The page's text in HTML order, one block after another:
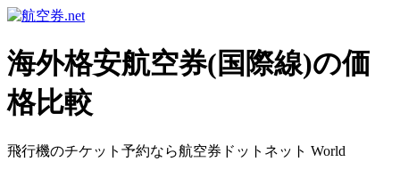
海外格安航空券(国際線)の価
格比較
飛行機のチケット予約なら航空券ドットネット World